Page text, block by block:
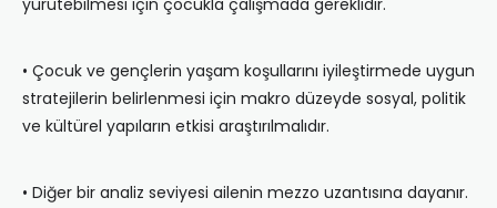
yürütebilmesi için çocukla çalışmada gereklidir.
• Çocuk ve gençlerin yaşam koşullarını iyileştirmede uygun
stratejilerin belirlenmesi için makro düzeyde sosyal, politik
ve kültürel yapıların etkisi araştırılmalıdır.
• Diğer bir analiz seviyesi ailenin mezzo uzantısına dayanır.